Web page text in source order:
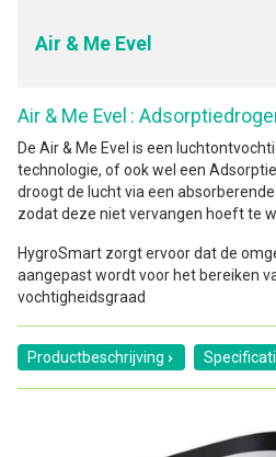
Air & Me Evel
Air & Me Evel :
De Air & Me Evel is een
technologie, of ook wel een
droogt de lucht via een
zodat deze niet vervangen hoeft te
HygroSmart zorgt ervoor dat de
aangepast wordt voor het bereiken
vochtigheidsgraad
Productbeschrijving